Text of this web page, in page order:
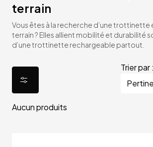
terrain
Vous êtes à la recherche d’une
terrain ? Elles allient mobilité et durabilité
d’une trottinette rechargeable partout.
Trier par :
Aucun produits